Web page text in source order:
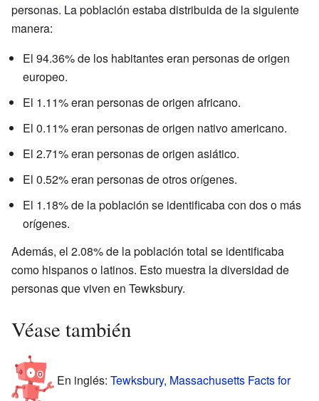
personas. La población estaba distribuida de la siguiente
manera:
El 94.36% de los habitantes eran personas de origen
europeo.
El 1.11% eran personas de origen africano.
El 0.11% eran personas de origen nativo americano.
El 2.71% eran personas de origen asiático.
El 0.52% eran personas de otros orígenes.
El 1.18% de la población se identificaba con dos o más
orígenes.
Además, el 2.08% de la población total se identificaba
como hispanos o latinos. Esto muestra la diversidad de
personas que viven en Tewksbury.
Véase también
En inglés: Tewksbury, Massachusetts Facts for